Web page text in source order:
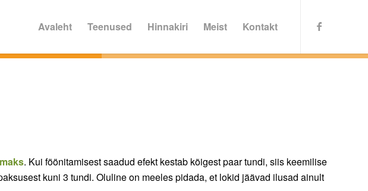
Avaleht Teenused Hinnakiri Meist Kontakt
. Kui föönitamisest saadud efekt kestab kõigest paar tundi, siis keemilise
kuni 3 tundi. Oluline on meeles pidada, et lokid jäävad ilusad ainult